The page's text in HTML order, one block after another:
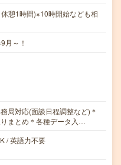
憩1時間)※10時開始なども相
～！
局対応(面談日程調整など)＊
まとめ＊各種データ入…
/ 英語力不要